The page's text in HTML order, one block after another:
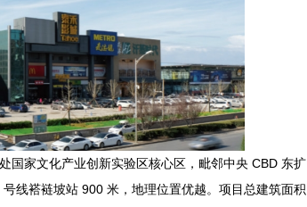
国家文化产业创新实验区核心区，毗邻中央 CBD 东扩
线褡裢坡站 900 米，地理位置优越。项目总建筑面积